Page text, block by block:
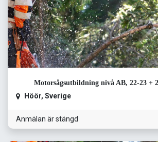
Motorsågsutbildning nivå AB, 22-23 +
Höör, Sverige
Anmälan är stängd